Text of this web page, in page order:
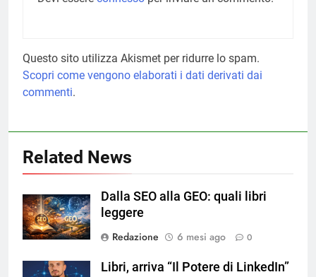
Questo sito utilizza Akismet per ridurre lo spam.
Scopri come vengono elaborati i dati derivati dai
commenti.
Related News
Dalla SEO alla GEO: quali libri
leggere
Redazione
6 mesi ago 0
Libri, arriva “Il Potere di LinkedIn”